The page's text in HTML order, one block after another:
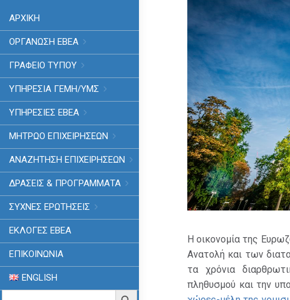
ΑΡΧΙΚΗ
ΟΡΓΑΝΩΣΗ ΕΒΕΑ
ΓΡΑΦΕΙΟ ΤΥΠΟΥ
ΥΠΗΡΕΣΊΑ ΓΕΜΗ/ΥΜΣ
ΥΠΗΡΕΣΙΕΣ ΕΒΕΑ
ΜΗΤΡΩΟ ΕΠΙΧΕΙΡΗΣΕΩΝ
ΑΝΑΖΗΤΗΣΗ ΕΠΙΧΕΙΡΗΣΕΩΝ
ΔΡΑΣΕΙΣ & ΠΡΟΓΡΑΜΜΑΤΑ
ΣΥΧΝΕΣ ΕΡΩΤΗΣΕΙΣ
ΕΚΛΟΓΈΣ ΕΒΕΑ
ΕΠΙΚΟΙΝΩΝΙΑ
ENGLISH
Search
Search Button
Η οικονομία της
Ανατολή και των
τα χρόνια
πληθυσμού και την